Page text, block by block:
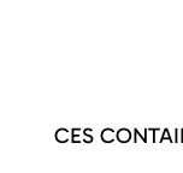
CES